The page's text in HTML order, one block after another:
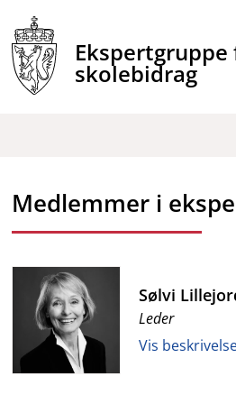
innhold
Ekspertgruppe
skolebidrag
Medlemmer i
Sølvi
Leder
Vis